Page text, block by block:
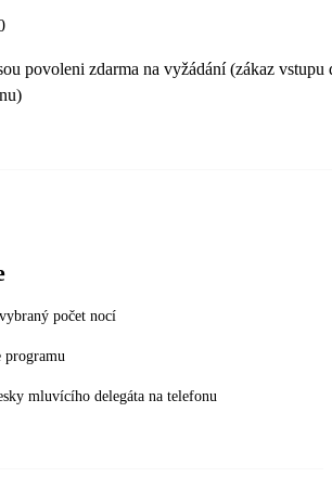
povoleni zdarma na vyžádání (zákaz vstupu
počet nocí
programu
mluvícího delegáta na telefonu